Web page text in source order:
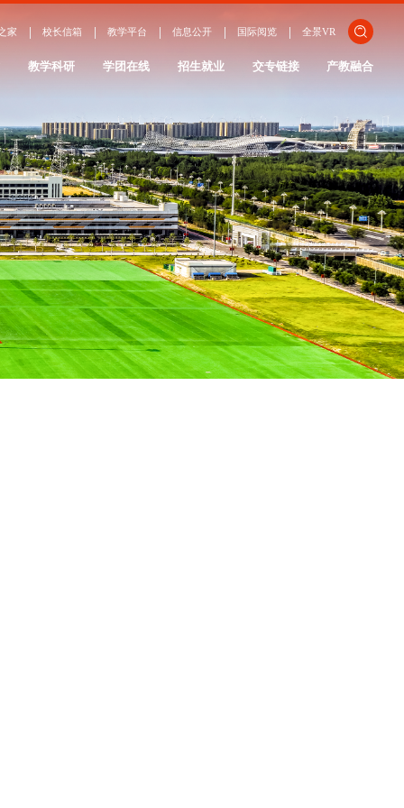
家 校长信箱 教学平台 信息公开 国际阅览 全景VR
教学科研 学团在线 招生就业 交专链接 产教融合